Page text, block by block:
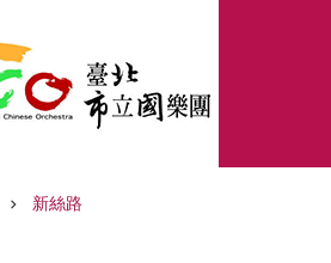
新絲路